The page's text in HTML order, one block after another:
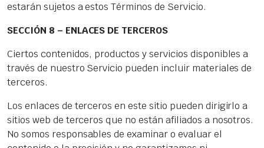
estarán sujetos a estos Términos de Servicio.
SECCIÓN 8 – ENLACES DE TERCEROS
Ciertos contenidos, productos y servicios disponibles a
través de nuestro Servicio pueden incluir materiales de
terceros.
Los enlaces de terceros en este sitio pueden dirigirlo a
sitios web de terceros que no están afiliados a nosotros.
No somos responsables de examinar o evaluar el